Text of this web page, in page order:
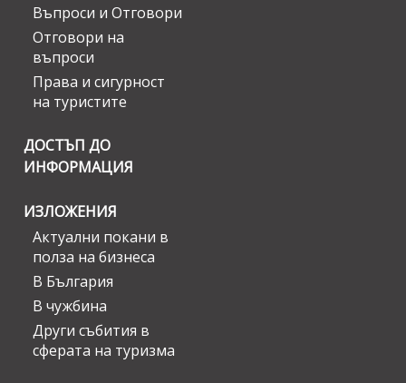
Въпроси и Отговори
Отговори на
въпроси
Права и сигурност
на туристите
ДОСТЪП ДО
ИНФОРМАЦИЯ
ИЗЛОЖЕНИЯ
Актуални покани в
полза на бизнеса
В България
В чужбина
Други събития в
сферата на туризма